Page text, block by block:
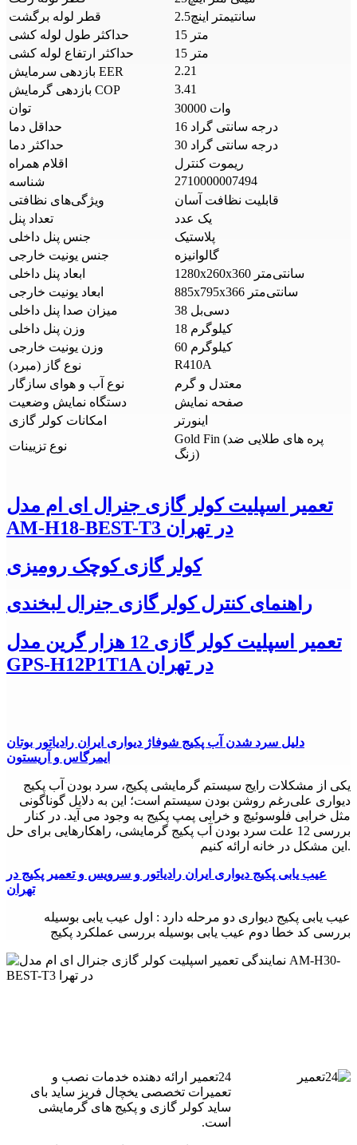
قطر لوله برگشت
2.5سانتیمتر اینچ
حداکثر طول لوله کشی
15 متر
حداکثر ارتفاع لوله کشی
15 متر
بازدهی سرمایش EER
2.21
بازدهی گرمایش COP
3.41
توان
30000 وات
حداقل دما
16 درجه سانتی گراد
حداکثر دما
30 درجه سانتی گراد
اقلام همراه
ریموت کنترل
شناسه
2710000007494
ویژگی‌های نظافتی
قابلیت نظافت آسان
تعداد پنل
یک عدد
جنس پنل داخلی
پلاستیک
جنس یونیت خارجی
گالوانیزه
ابعاد پنل داخلی
1280x260x360 سانتی‌متر
ابعاد یونیت خارجی
885x795x366 سانتی‌متر
میزان صدا پنل داخلی
38 دسی‌بل
وزن پنل داخلی
18 کیلوگرم
وزن یونیت خارجی
60 کیلوگرم
نوع گاز (مبرد)
R410A
نوع آب و هوای سازگار
معتدل و گرم
دستگاه نمایش وضعیت
صفحه نمایش
امکانات کولر گازی
اینورتر
نوع تزیینات
Gold Fin (پره های طلایی ضد
زنگ)
تعمیر اسپلیت کولر گازی جنرال ای ام مدل
AM-H18-BEST-T3 در تهران
کولر گازی کوچک رومیزی
راهنمای کنترل کولر گازی جنرال لبخندی
تعمیر اسپلیت کولر گازی 12 هزار گرین مدل
GPS-H12P1T1A در تهران
دلیل سرد شدن آب پکیج شوفاژ دیواری ایران رادیاتور بوتان
ایمرگاس و آریستون
یکی از مشکلات رایج سیستم گرمایشی پکیج، سرد بودن آب پکیج
دیواری علی‌رغم روشن بودن سیستم است؛ این به دلایل گوناگونی
مثل خرابی فلوسوئیچ و خرابی پمپ پکیج به وجود می آید. در کنار
بررسی 12 علت سرد بودن آب پکیج گرمایشی، راهکارهایی برای حل
این مشکل در خانه ارائه کنیم.
عیب یابی پکيج دیواری ایران رادیاتور و سرویس و تعمیر پکیج در
تهران
عیب یابی پکيج دیواری دو مرحله دارد : اول عیب یابی بوسیله
بررسی کد خطا دوم عیب یابی بوسیله بررسی عملکرد پکیج
24تعمیر ارائه دهنده خدمات نصب و
تعمیرات تخصصی یخچال فریز ساید بای
ساید کولر گازی و پکیج های گرمایشی
است.